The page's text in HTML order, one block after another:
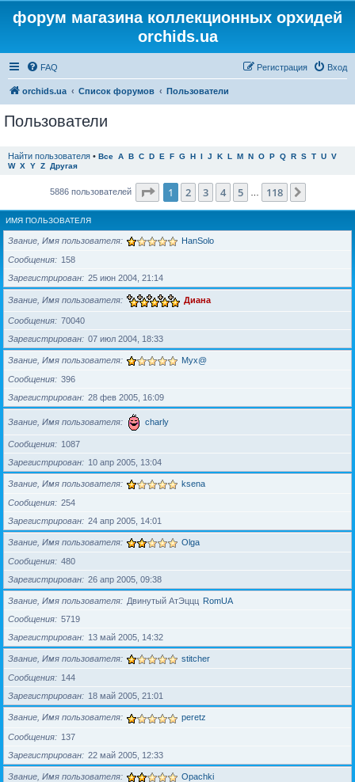
форум магазина коллекционных орхидей
orchids.ua
FAQ Вход
Регистрация
orchids.ua Список форумов Пользователи
Пользователи
Найти пользователя • Все A B C D E F G H I J K L M N O P Q R S T U V
W X Y Z Другая
5886 пользователей Страница из 118
1 2 3 4 5 118
ИМЯ ПОЛЬЗОВАТЕЛЯ
Звание, Имя пользователя HanSolo
Сообщения
158
Зарегистрирован
25 июн 2004, 21:14
Звание, Имя пользователя Диана
Сообщения
70040
Зарегистрирован
07 июл 2004, 18:33
Звание, Имя пользователя Myx@
Сообщения
396
Зарегистрирован
28 фев 2005, 16:09
Звание, Имя пользователя charly
Сообщения
1087
Зарегистрирован
10 апр 2005, 13:04
Звание, Имя пользователя ksena
Сообщения
254
Зарегистрирован
24 апр 2005, 14:01
Звание, Имя пользователя Olga
Сообщения
480
Зарегистрирован
26 апр 2005, 09:38
Звание, Имя пользователя Двинутый АтЭццц RomUA
Сообщения
5719
Зарегистрирован
13 май 2005, 14:32
Звание, Имя пользователя stitcher
Сообщения
144
Зарегистрирован
18 май 2005, 21:01
Звание, Имя пользователя peretz
Сообщения
137
Зарегистрирован
22 май 2005, 12:33
Звание, Имя пользователя Opachki